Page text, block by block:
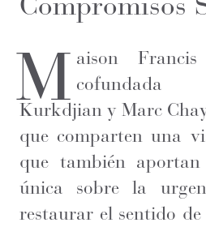
M aison
Kurkdjian y Marc
que comparten una
que también
única sobre la
restaurar el sentido